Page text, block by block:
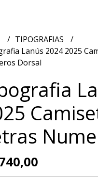
TIPOGRAFIAS
Lanús 2024 2025
Dorsal